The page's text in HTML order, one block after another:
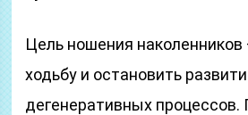
Цель ношения наколенников
ходьбу и остановить
дегенеративных процессов.